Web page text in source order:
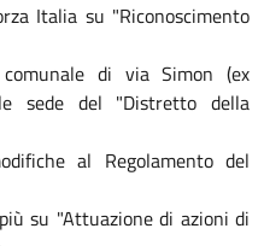
Italia su "Riconoscimento
di via Simon (ex
sede del "Distretto della
al Regolamento del
su "Attuazione di azioni di